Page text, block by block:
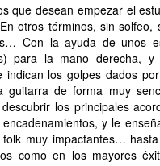
que desean empezar el
otros términos, sin solfeo,
Con la ayuda de unos
para la mano derecha,
indican los golpes dados
de forma muy
los principales
y le
muy impactantes…
como en los mayores